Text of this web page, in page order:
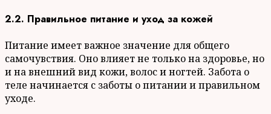
2.2. Правильное питание и уход за кожей
Питание имеет важное значение для общего
самочувствия. Оно влияет не только на здоровье, но
и на внешний вид кожи, волос и ногтей. Забота о
теле начинается с заботы о питании и правильном
уходе.